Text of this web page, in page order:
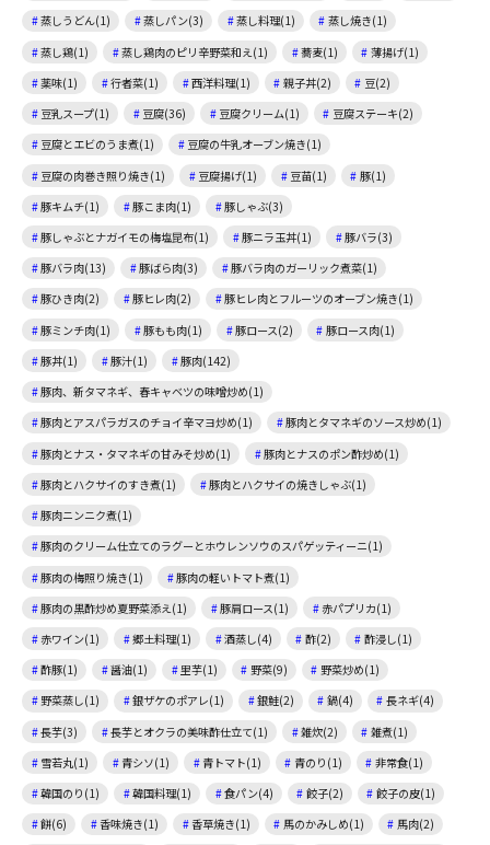
蒸しうどん(1)
蒸しパン(3) 蒸し料理(1)
蒸し焼き(1)
蒸し鶏(1)
蒸し鶏肉のピリ辛野菜和え(1) 蕎麦(1)
薄揚げ(1)
薬味(1)
行者菜(1) 西洋料理(1) 親子丼(2)
豆(2)
豆乳スープ(1)
豆腐(36) 豆腐クリーム(1)
豆腐ステーキ(2)
豆腐とエビのうま煮(1)
豆腐の牛乳オーブン焼き(1)
豆腐の肉巻き照り焼き(1)
豆腐揚げ(1) 豆苗(1)
豚(1)
豚キムチ(1)
豚こま肉(1)
豚しゃぶ(3)
豚しゃぶとナガイモの梅塩昆布(1)
豚ニラ玉丼(1)
豚バラ(3)
豚バラ肉(13)
豚ばら肉(3)
豚バラ肉のガーリック煮菜(1)
豚ひき肉(2)
豚ヒレ肉(2)
豚ヒレ肉とフルーツのオーブン焼き(1)
豚ミンチ肉(1)
豚もも肉(1) 豚ロース(2)
豚ロース肉(1)
豚丼(1)
豚汁(1)
豚肉(142)
豚肉、新タマネギ、春キャベツの味噌炒め(1)
豚肉とアスパラガスのチョイ辛マヨ炒め(1)
豚肉とタマネギのソース炒め(1)
豚肉とナス・タマネギの甘みそ炒め(1)
豚肉とナスのポン酢炒め(1)
豚肉とハクサイのすき煮(1)
豚肉とハクサイの焼きしゃぶ(1)
豚肉ニンニク煮(1)
豚肉のクリーム仕立てのラグーとホウレンソウのスパゲッティーニ(1)
豚肉の梅照り焼き(1)
豚肉の軽いトマト煮(1)
豚肉の黒酢炒め夏野菜添え(1)
豚肩ロース(1)
赤パプリカ(1)
赤ワイン(1)
郷土料理(1) 酒蒸し(4) 酢(2)
酢浸し(1)
酢豚(1)
醤油(1) 里芋(1) 野菜(9)
野菜炒め(1)
野菜蒸し(1)
銀ザケのポアレ(1) 銀鮭(2) 鍋(4)
長ネギ(4)
長芋(3)
長芋とオクラの美味酢仕立て(1) 雑炊(2)
雑煮(1)
雪若丸(1)
青シソ(1) 青トマト(1) 青のり(1)
非常食(1)
韓国のり(1)
韓国料理(1) 食パン(4) 餃子(2)
餃子の皮(1)
餅(6)
香味焼き(1) 香草焼き(1) 馬のかみしめ(1)
馬肉(2)